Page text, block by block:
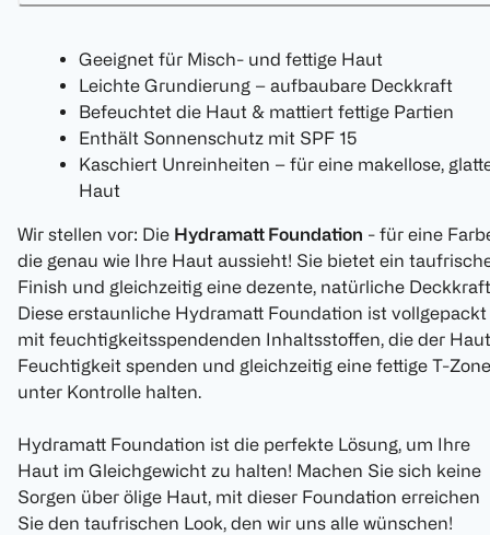
Geeignet für Misch- und fettige Haut
Leichte Grundierung – aufbaubare Deckkraft
Befeuchtet die Haut & mattiert fettige Partien
Enthält Sonnenschutz mit SPF 15
Kaschiert Unreinheiten – für eine makellose,
Haut
Wir stellen vor: Die Hydramatt Foundation - für eine
die genau wie Ihre Haut aussieht! Sie bietet ein
Finish und gleichzeitig eine dezente, natürliche
Diese erstaunliche Hydramatt Foundation ist vollgepackt
mit feuchtigkeitsspendenden Inhaltsstoffen, die der Haut
Feuchtigkeit spenden und gleichzeitig eine fettige T-Zone
unter Kontrolle halten.
Hydramatt Foundation ist die perfekte Lösung, um Ihre
Haut im Gleichgewicht zu halten! Machen Sie sich keine
Sorgen über ölige Haut, mit dieser Foundation erreichen
Sie den taufrischen Look, den wir uns alle wünschen!